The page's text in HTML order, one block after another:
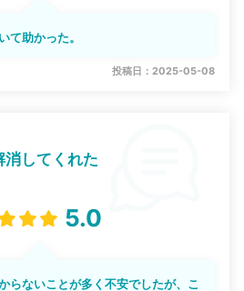
て助かった。
投稿日：2025-05-08
消してくれた
5.0
らないことが多く不安でしたが、こ